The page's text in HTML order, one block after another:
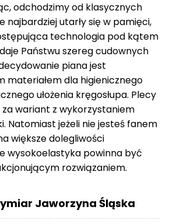
odchodzimy od klasycznych
najbardziej utarły się w pamięci,
technologia pod kątem
Państwu szereg cudownych
piana jest
materiałem dla higienicznego
ułożenia kręgosłupa. Plecy
za wariant z wykorzystaniem
Natomiast jeżeli nie jesteś fanem
większe dolegliwości
wysokoelastyka powinna być
rozwiązaniem.
Jaworzyna Śląska